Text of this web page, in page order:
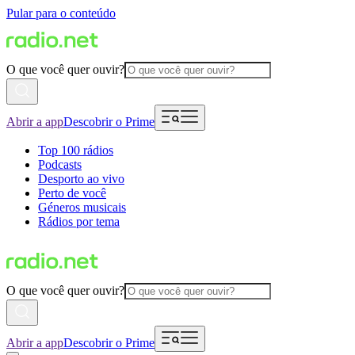
Pular para o conteúdo
O que você quer ouvir?
Abrir a appDescobrir o Prime
Top 100 rádios
Podcasts
Desporto ao vivo
Perto de você
Géneros musicais
Rádios por tema
O que você quer ouvir?
Abrir a appDescobrir o Prime